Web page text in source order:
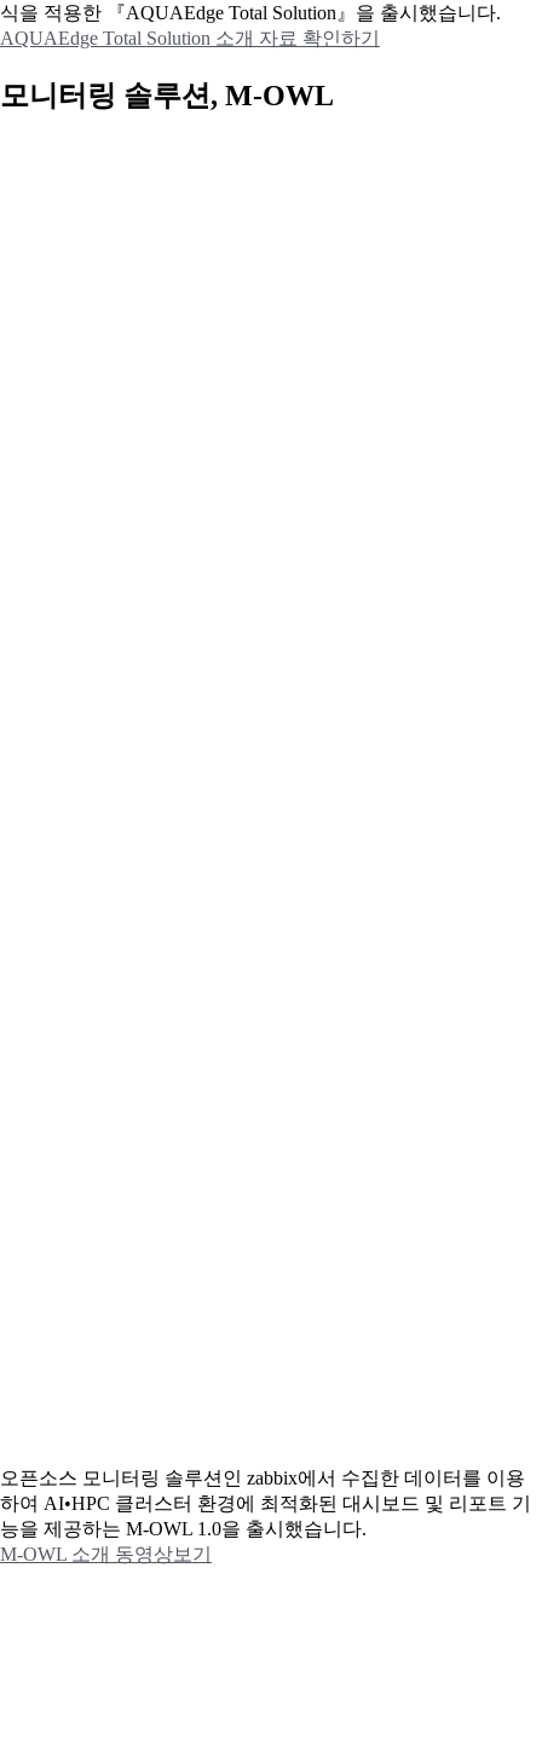
식을 적용한 『AQUAEdge Total Solution』을 출시했습니다.
AQUAEdge Total Solution 소개 자료 확인하기
모니터링 솔루션, M-OWL
오픈소스 모니터링 솔루션인 zabbix에서 수집한 데이터를 이용
하여 AI•HPC 클러스터 환경에 최적화된 대시보드 및 리포트 기
능을 제공하는 M-OWL 1.0을 출시했습니다.
M-OWL 소개 동영상보기